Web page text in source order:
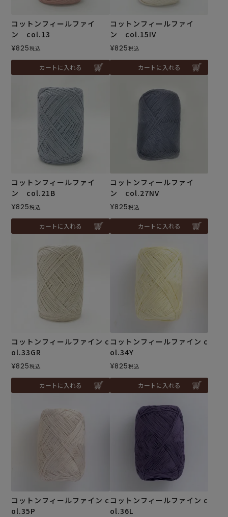
コットンフィールファイ
ン col.13
¥825税込
カートに入れる
コットンフィールファイ
ン col.15IV
¥825税込
カートに入れる
コットンフィールファイ
ン col.21B
¥825税込
カートに入れる
コットンフィールファイ
ン col.27NV
¥825税込
カートに入れる
コットンフィールファイン c
ol.33GR
¥825税込
カートに入れる
コットンフィールファイン c
ol.34Y
¥825税込
カートに入れる
コットンフィールファイン c
ol.35P
コットンフィールファイン c
ol.36L